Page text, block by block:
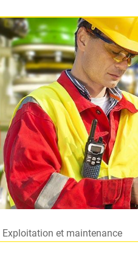
Exploitation et maintenance